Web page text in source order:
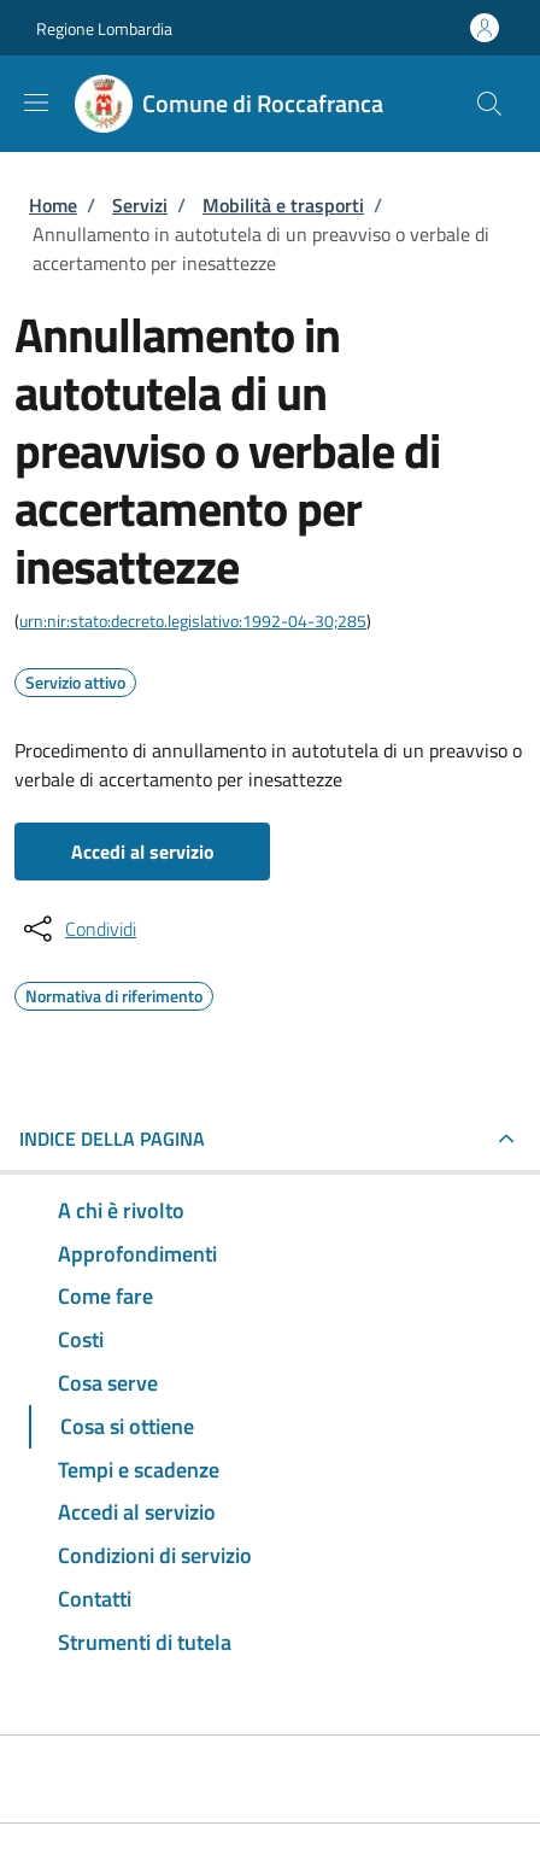
Regione Lombardia
Comune di Roccafranca
Briciole di pane
Home / Servizi / Mobilità e trasporti /
Annullamento in autotutela di un preavviso o verbale di
accertamento per inesattezze
Annullamento in
autotutela di un
preavviso o verbale di
accertamento per
inesattezze
(urn:nir:stato:decreto.legislativo:1992-04-30;285)
Servizio attivo
Procedimento di annullamento in autotutela di un preavviso o
verbale di accertamento per inesattezze
Accedi al servizio
Condividi
Normativa di riferimento
INDICE DELLA PAGINA
A chi è rivolto
Approfondimenti
Come fare
Costi
Cosa serve
Cosa si ottiene
Tempi e scadenze
Accedi al servizio
Condizioni di servizio
Contatti
Strumenti di tutela